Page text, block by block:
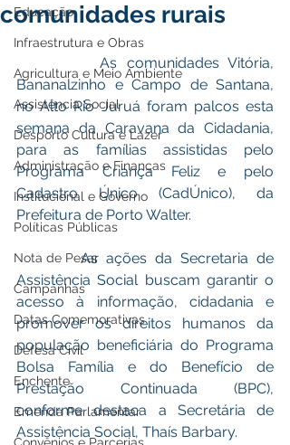
Educação
Infraestrutura e Obras
Agricultura e Meio Ambiente
Assistência Social
Desporto Cultura e Lazer
Administração e Finanças
Institucional e Governo
Políticas Públicas
Nota de Pesar
Campanhas
Datas Comemorativas
Defesa Civil
Enchente
Emenda Parlamentar
comunidades rurais
         As comunidades Vitória,
Bananalzinho e Campo de Santana,
no Alto Rio Juruá foram palcos esta
semana da Caravana da Cidadania,
para as famílias assistidas pelo
Programa Criança Feliz e pelo
Cadastro Único (CadÚnico), da
Prefeitura de Porto Walter.
        As ações da Secretaria de
Assistência Social buscam garantir o
acesso à informação, cidadania e
promover os direitos humanos da
população beneficiária do Programa
Bolsa Família e do Benefício de
Prestação Continuada (BPC),
conforme destaca a Secretária de
Assistência Social, Thaís Barbary.